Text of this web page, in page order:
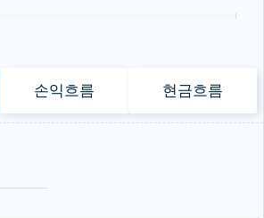
손익흐름 현금흐름